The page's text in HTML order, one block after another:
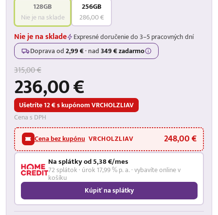
128GB
Nie je na sklade
256GB
286,00 €
Nie je na sklade
Expresné doručenie do 3–5 pracovných dní
Doprava od2,99 €·nad349 € zadarmo
315,00 €
236,00 €
Ušetríte 12 € s kupónom VRCHOLZLIAV
Cena s DPH
Cena bez kupónu VRCHOLZLIAV 248,00 €
Na splátky od 5,38 €/mes
72 splátok · úrok 17,99 % p. a. · vybavíte online v
košíku
Kúpiť na splátky